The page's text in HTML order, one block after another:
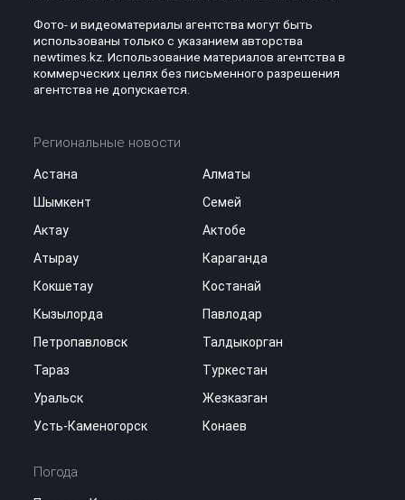
Фото- и видеоматериалы агентства могут быть
использованы только с указанием авторства
newtimes.kz. Использование материалов агентства в
коммерческих целях без письменного разрешения
агентства не допускается.
Региональные новости
Астана
Алматы
Шымкент
Семей
Актау
Актобе
Атырау
Караганда
Кокшетау
Костанай
Кызылорда
Павлодар
Петропавловск
Талдыкорган
Тараз
Туркестан
Уральск
Жезказган
Усть-Каменогорск
Конаев
Погода